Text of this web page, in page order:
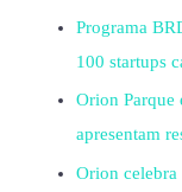
Programa
100 startups
Orion Parque
apresentam
Orion celebra